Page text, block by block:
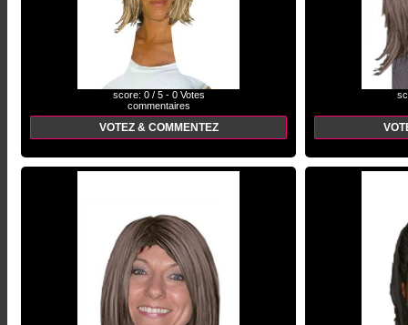
score: 0 / 5 - 0 Votes
commentaires
VOTEZ & COMMENTEZ